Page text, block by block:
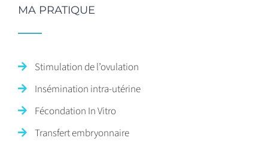
MA PRATIQUE
Stimulation de l’ovulation
Insémination intra-utérine
Fécondation In Vitro
Transfert embryonnaire